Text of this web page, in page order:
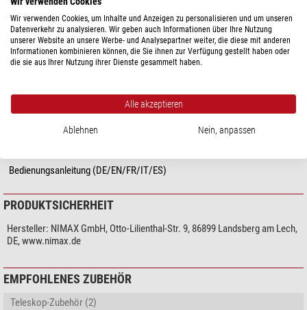
Stromversorgung (Volt)
12
Heizleistung (w)
2
Widerstand (Ohm)
36
Stromstärke (A)
0,15
20
Bedienungsanleitung (DE/EN/FR/IT/ES)
PRODUKTSICHERHEIT
Hersteller: NIMAX GmbH, Otto-Lilienthal-Str. 9, 86899 Landsberg am Lech,
DE, www.nimax.de
EMPFOHLENES ZUBEHÖR
Teleskop-Zubehör (2)
Wir verwenden Cookies, um Inhalte und Anzeigen zu personalisieren und um unseren
Datenverkehr zu analysieren. Wir geben auch Informationen über Ihre Nutzung
unserer Website an unsere Werbe- und Analysepartner weiter, die diese mit anderen
Informationen kombinieren können, die Sie ihnen zur Verfügung gestellt haben oder
die sie aus Ihrer Nutzung ihrer Dienste gesammelt haben.
Alle akzeptieren
Ablehnen Nein, anpassen